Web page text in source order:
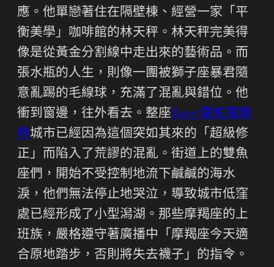
應。他單戀著住在隔壁棟、經營一家「平
衡美學」咖啡館的林天秤。林天秤完美得
像是從黃金分割線中走出來的藝術品。而
張水瓶的人生，則像一團被獅子座暴君隨
意亂踢的毛線球，充滿了混亂與錯位。他
衝到窗邊，往外看去。整座Razer雷蛇電競
椅城市已經因為這個突如其來的「超級修
正」而陷入了荒謬的混亂。街道上的雙魚
座們，開始不受控制地流下鹹鹹的海水
淚，他們無法停止地哭泣，導致城市低窪
處已經形成了小型潟湖。那些摩羯座的上
班族，嚴格遵守著廣播中「摩羯座今天適
合原地踏步，否則將失去襪子」的指令。